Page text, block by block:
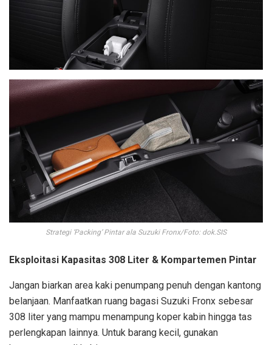
Strategi ‘Packing’ Pintar ala Suzuki Fronx/Foto: dok.SIS
Eksploitasi Kapasitas 308 Liter & Kompartemen Pintar
Jangan biarkan area kaki penumpang penuh dengan kantong
belanjaan. Manfaatkan ruang bagasi Suzuki Fronx sebesar
308 liter yang mampu menampung koper kabin hingga tas
perlengkapan lainnya. Untuk barang kecil, gunakan